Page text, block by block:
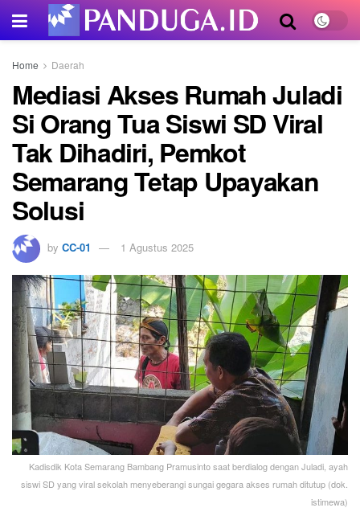
Home Daerah
Mediasi Akses Rumah Juladi
Si Orang Tua Siswi SD Viral
Tak Dihadiri, Pemkot
Semarang Tetap Upayakan
Solusi
by CC-01 1 Agustus 2025
Kadisdik Kota Semarang Bambang Pramusinto saat berdialog dengan Juladi, ayah
siswi SD yang viral sekolah menyeberangi sungai gegara akses rumah ditutup (dok.
istimewa)